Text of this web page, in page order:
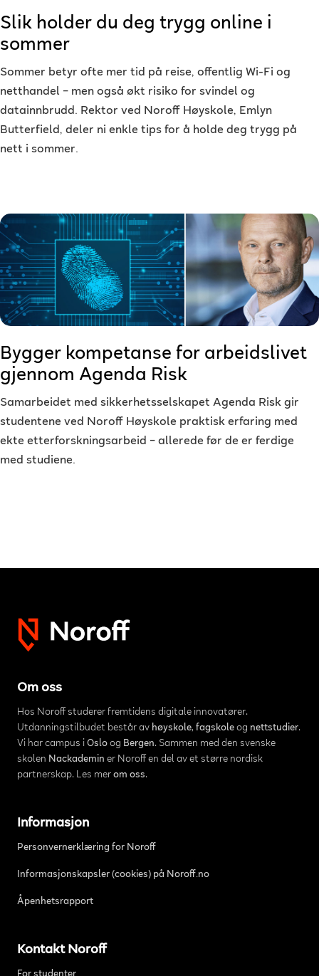
Slik holder du deg trygg online i
sommer
Sommer betyr ofte mer tid på reise, offentlig Wi-Fi og
netthandel – men også økt risiko for svindel og
datainnbrudd. Rektor ved Noroff Høyskole, Emlyn
Butterfield, deler ni enkle tips for å holde deg trygg på
nett i sommer.
Bygger kompetanse for arbeidslivet
gjennom Agenda Risk
Samarbeidet med sikkerhetsselskapet Agenda Risk gir
studentene ved Noroff Høyskole praktisk erfaring med
ekte etterforskningsarbeid – allerede før de er ferdige
med studiene.
Om oss
Hos Noroff studerer fremtidens digitale innovatører.
Utdanningstilbudet består av høyskole, fagskoleog nettstudier.
Vi har campus i Osloog Bergen. Sammen med den svenske
skolen Nackademin er Noroff en del av et større nordisk
partnerskap. Les mer om oss.
Informasjon
Personvernerklæring for Noroff
Informasjonskapsler (cookies) på Noroff.no
Åpenhetsrapport
Kontakt Noroff